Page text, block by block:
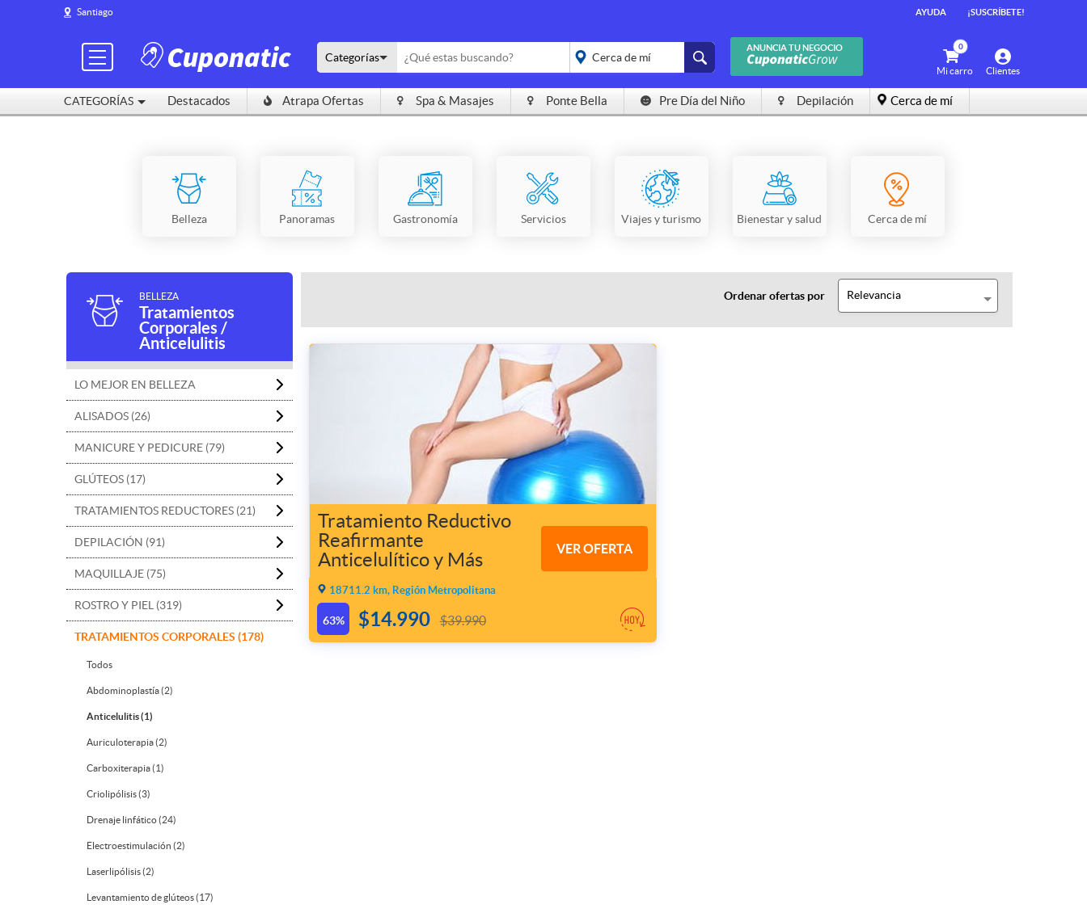
Santiago AYUDA ¡SUSCRÍBETE!
CATEGORÍAS
ANUNCIA TU NEGOCIO
Clientes
Categorías
placeholder="Todo el
0
Mi carro
Destacados Atrapa Ofertas Spa & Masajes Ponte Bella Pre Día del Niño Depilación Cerca de mí
Belleza Panoramas Gastronomía Servicios Viajes y turismo Bienestar y salud Cerca de mí
BELLEZA
Tratamientos
Corporales /
Anticelulitis
LO MEJOR EN BELLEZA
ALISADOS (26)
MANICURE Y PEDICURE (79)
GLÚTEOS (17)
TRATAMIENTOS REDUCTORES (21)
DEPILACIÓN (91)
MAQUILLAJE (75)
ROSTRO Y PIEL (319)
TRATAMIENTOS CORPORALES (178)
Todos
Abdominoplastía (2)
Anticelulitis (1)
Auriculoterapia (2)
Carboxiterapia (1)
Criolipólisis (3)
Drenaje linfático (24)
Electroestimulación (2)
Laserlipólisis (2)
Levantamiento de glúteos (17)
Ordenar ofertas por Relevancia
Tratamiento Reductivo
Reafirmante
Anticelulítico y Más
VER OFERTA
18711.2 km, Región Metropolitana
63% $14.990 $39.990